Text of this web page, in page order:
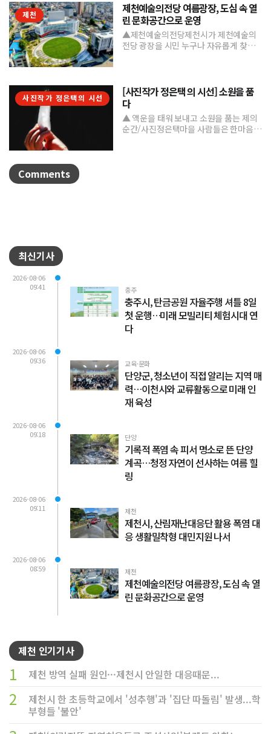
제천
제천예술의전당 여름광장, 도심 속 열
린 문화공간으로 운영
▲제천예술의전당제천시가 제천예술의
전당 광장을 시민 누구나 자유롭게 찾고
사진작가 정은택의 시선
[사진작가 정은택 의 시선] 소원을 품
다
▲ 액운을 태워 보내고 소원을 품는 제의
순간/사진정은택마을 사람들은 한마음으
Comments
최신기사
2026-08-06
09:41
충주
충주시, 탄금공원 자율주행 셔틀 8일
첫 운행…미래 모빌리티 체험시대 연
다
2026-08-06
09:36
교육·문화
단양군, 청소년이 직접 알리는 지역 매
력…이천시와 교류활동으로 미래 인
재 육성
2026-08-06
09:18
단양
기록적 폭염 속 피서 명소로 뜬 단양
계곡…청정 자연이 선사하는 여름 힐
링
2026-08-06
09:11
제천
제천시, 산림재난대응단 활용 폭염 대
응 생활밀착형 대민지원 나서
2026-08-06
08:59
제천
제천예술의전당 여름광장, 도심 속 열
린 문화공간으로 운영
제천 인기기사
1 제천 방역 실패 원인···제천시 안일한 대응때문...
2
제천시 한 초등학교에서 '성추행'과 '집단 따돌림' 발생...학
부형들 '불안'